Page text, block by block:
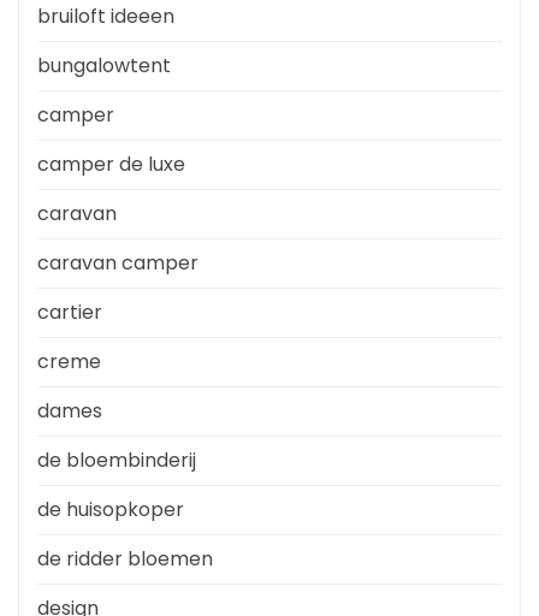
bruiloft ideeen
bungalowtent
camper
camper de luxe
caravan
caravan camper
cartier
creme
dames
de bloembinderij
de huisopkoper
de ridder bloemen
design